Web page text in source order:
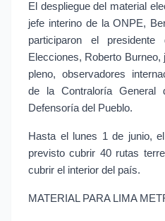
El despliegue del material
jefe interino de la ONPE,
participaron el
Elecciones, Roberto
pleno, observadores
de la Contraloría
Defensoría del Pueblo.
Hasta el lunes 1 de junio,
previsto cubrir 40 rutas
cubrir el interior del país.
MATERIAL PARA LIMA